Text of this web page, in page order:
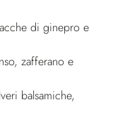
di ginepro e
zafferano e
balsamiche,